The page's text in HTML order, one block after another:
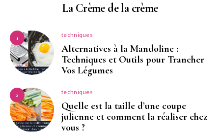
La Crème de la crème
1 techniques
Alternatives à la Mandoline :
Techniques et Outils pour Trancher
Vos Légumes
2 techniques
Quelle est la taille d’une coupe
julienne et comment la réaliser chez
vous ?